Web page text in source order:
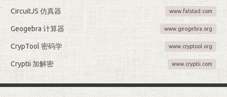
CircuitJS 仿真器 www.falstad.com
Geogebra 计算器 www.geogebra.org
CrypTool 密码学 www.cryptool.org
Cryptii 加解密 www.cryptii.com